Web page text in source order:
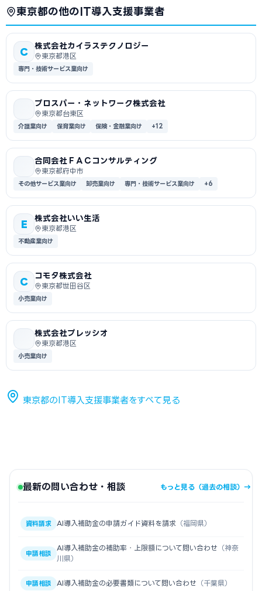
東京都の他のIT導入支援事業者
C
株式会社カイラステクノロジー
東京都港区
専門・技術サービス業向け
プロスパー・ネットワーク株式会社
東京都台東区
介護業向け 保育業向け 保険・金融業向け +12
合同会社ＦＡＣコンサルティング
東京都府中市
その他サービス業向け 卸売業向け 専門・技術サービス業向け +6
E
株式会社いい生活
東京都港区
不動産業向け
C
コモタ株式会社
東京都世田谷区
小売業向け
株式会社プレッシオ
東京都港区
小売業向け
東京都のIT導入支援事業者をすべて見る
最新の問い合わせ・相談 もっと見る（過去の相談）→
資料請求 AI導入補助金の申請ガイド資料を請求 （福岡県）
申請相談
AI導入補助金の補助率・上限額について問い合わせ （神奈
川県）
申請相談 AI導入補助金の必要書類について問い合わせ （千葉県）